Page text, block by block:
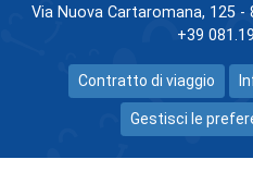
Via Nuova Cartaromana, 125 -
+39
Contratto di viaggio
Gestisci le